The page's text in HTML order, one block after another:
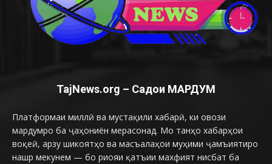
TajNews.org – Садои МАРДУМ
Платформаи миллӣ ва мустақили хабарӣ, ки овози
мардумро ба ҷаҳониён мерасонад. Мо танҳо хабарҳои
воқеӣ, арзу шикоятҳо ва масъалаҳои муҳими ҷамъиятиро
нашр мекунем — бо риояи қатъии махфият нисбат ба